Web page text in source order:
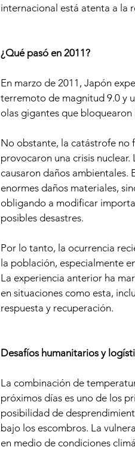
internacional está atenta a la
¿Qué pasó en 2011?
En marzo de 2011, Japón
terremoto de magnitud 9.0 y
olas gigantes que
No obstante, la catástrofe no
provocaron una crisis
causaron daños ambientales.
enormes daños materiales,
obligando a modificar
posibles desastres.
Por lo tanto, la ocurrencia
la población, especialmente
La experiencia anterior ha
en situaciones como esta,
respuesta y recuperación.
Desafíos humanitarios y
La combinación de
próximos días es uno de los
posibilidad de
bajo los escombros. La
en medio de condiciones